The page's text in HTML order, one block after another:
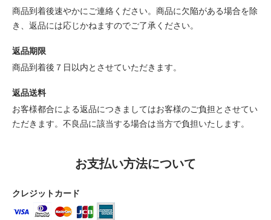
商品到着後速やかにご連絡ください。商品に欠陥がある場合を除
き、返品には応じかねますのでご了承ください。
返品期限
商品到着後７日以内とさせていただきます。
返品送料
お客様都合による返品につきましてはお客様のご負担とさせてい
ただきます。不良品に該当する場合は当方で負担いたします。
お支払い方法について
クレジットカード